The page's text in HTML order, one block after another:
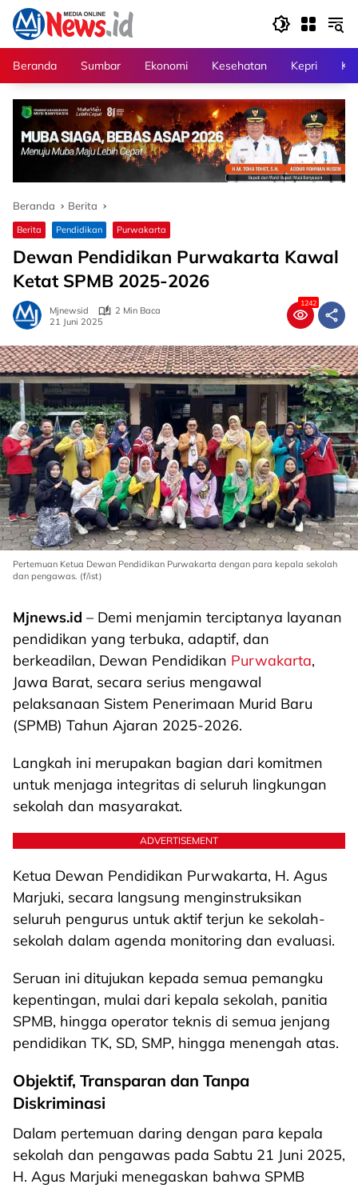
Langsung
konten
Beranda
Sumbar Ekonomi Kesehatan Kepri
Beranda Berita
Berita Pendidikan Purwakarta
Dewan Pendidikan Purwakarta Kawal
Ketat SPMB 2025-2026
Mjnewsid
2 Min Baca
21 Juni 2025
1242
Pertemuan Ketua Dewan Pendidikan Purwakarta dengan para kepala sekolah
dan pengawas. (f/ist)
Mjnews.id – Demi menjamin terciptanya layanan
pendidikan yang terbuka, adaptif, dan
berkeadilan, Dewan Pendidikan Purwakarta,
Jawa Barat, secara serius mengawal
pelaksanaan Sistem Penerimaan Murid Baru
(SPMB) Tahun Ajaran 2025-2026.
Langkah ini merupakan bagian dari komitmen
untuk menjaga integritas di seluruh lingkungan
sekolah dan masyarakat.
ADVERTISEMENT
Ketua Dewan Pendidikan Purwakarta, H. Agus
Marjuki, secara langsung menginstruksikan
seluruh pengurus untuk aktif terjun ke sekolah-
sekolah dalam agenda monitoring dan evaluasi.
Seruan ini ditujukan kepada semua pemangku
kepentingan, mulai dari kepala sekolah, panitia
SPMB, hingga operator teknis di semua jenjang
pendidikan TK, SD, SMP, hingga menengah atas.
Objektif, Transparan dan Tanpa
Diskriminasi
Dalam pertemuan daring dengan para kepala
sekolah dan pengawas pada Sabtu 21 Juni 2025,
H. Agus Marjuki menegaskan bahwa SPMB